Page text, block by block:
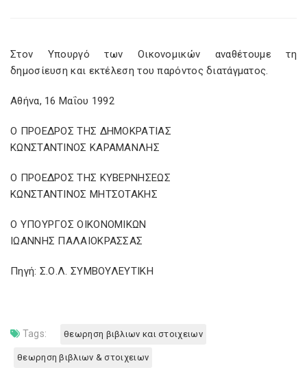
Στον Υπουργό των Οικονομικών αναθέτουμε τη
δημοσίευση και εκτέλεση του παρόντος διατάγματος.
Αθήνα, 16 Μαΐου 1992
Ο ΠΡΟΕΔΡΟΣ ΤΗΣ ΔΗΜΟΚΡΑΤΙΑΣ
ΚΩΝΣΤΑΝΤΙΝΟΣ ΚΑΡΑΜΑΝΛΗΣ
Ο ΠΡΟΕΔΡΟΣ ΤΗΣ ΚΥΒΕΡΝΗΣΕΩΣ
ΚΩΝΣΤΑΝΤΙΝΟΣ ΜΗΤΣΟΤΑΚΗΣ
Ο ΥΠΟΥΡΓΟΣ ΟΙΚΟΝΟΜΙΚΩΝ
ΙΩΑΝΝΗΣ ΠΑΛΑΙΟΚΡΑΣΣΑΣ
Πηγή: Σ.Ο.Λ. ΣΥΜΒΟΥΛΕΥΤΙΚΗ
Tags: θεωρηση βιβλιων και στοιχειων
θεωρηση βιβλιων & στοιχειων